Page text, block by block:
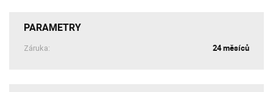
PARAMETRY
Záruka: 24 měsíců